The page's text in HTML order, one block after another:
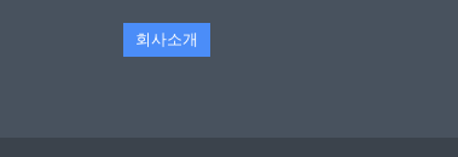
회사소개